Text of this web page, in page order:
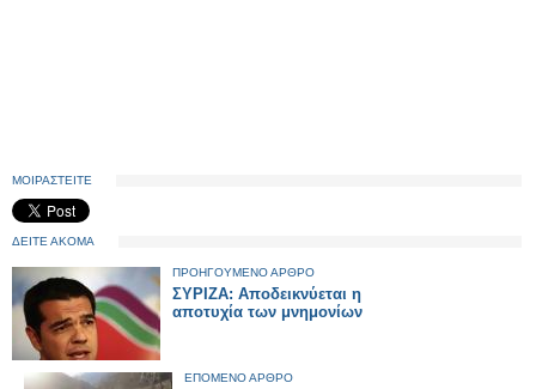
ΜΟΙΡΑΣΤΕΙΤΕ
ΔΕΙΤΕ ΑΚΟΜΑ
ΠΡΟΗΓΟΥΜΕΝΟ ΑΡΘΡΟ
ΣΥΡΙΖΑ: Αποδεικνύεται η
αποτυχία των μνημονίων
ΕΠΟΜΕΝΟ ΑΡΘΡΟ